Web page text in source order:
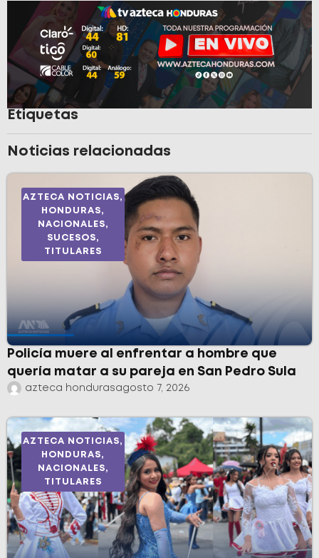
Etiquetas
Noticias relacionadas
AZTECA NOTICIAS,
HONDURAS,
NACIONALES,
SUCESOS,
TITULARES
Policía muere al enfrentar a hombre que
quería matar a su pareja en San Pedro Sula
azteca hondurasagosto 7, 2026
AZTECA NOTICIAS,
HONDURAS,
NACIONALES,
TITULARES